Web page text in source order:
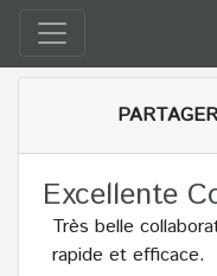
Excellente
Très belle
rapide et efficace.